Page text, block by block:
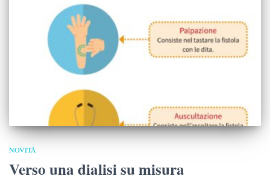
NOVITÀ
Verso una dialisi su misura